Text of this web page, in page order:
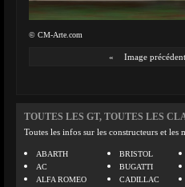
© CM-Arte.com
« Image
TOUTES LES GT, TOUTES LES
Toutes les infos sur les constructeurs et les
ABARTH
AC
ALFA ROMEO
BRISTOL
BUGATTI
CADILLAC